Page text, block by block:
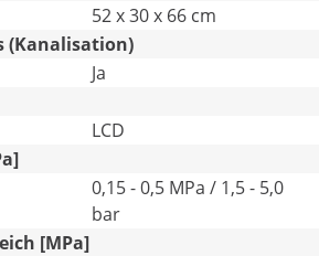
52 x 30 x 66 cm
(Kanalisation)
Ja
LCD
0,15 - 0,5 MPa / 1,5 - 5,0
bar
[MPa]